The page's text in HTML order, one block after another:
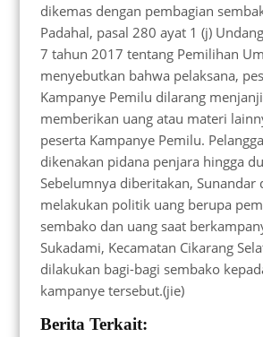
dikemas dengan pembagian
Padahal, pasal 280 ayat 1 (j)
7 tahun 2017 tentang Pemilihan
menyebutkan bahwa pelaksana,
Kampanye Pemilu dilarang
memberikan uang atau materi
peserta Kampanye Pemilu.
dikenakan pidana penjara hingga
Sebelumnya diberitakan, Sunandar
melakukan politik uang berupa
sembako dan uang saat
Sukadami, Kecamatan Cikarang
dilakukan bagi-bagi sembako
kampanye tersebut.(jie)
Berita Terkait: